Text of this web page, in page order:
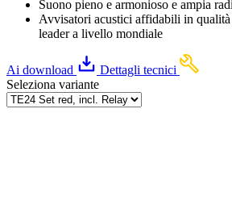
Suono pieno e armonioso e ampia
Avvisatori acustici affidabili in
leader a livello mondiale
Ai download
Dettagli tecnici
Seleziona variante